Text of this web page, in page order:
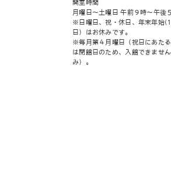
開室時間
月曜日～土曜日 午前９時～午後
※日曜日、祝・休日、年末年始
日）はお休みです。
※毎月第４月曜日（祝日にあたる
は閉館日のため、入館できませ
み）。